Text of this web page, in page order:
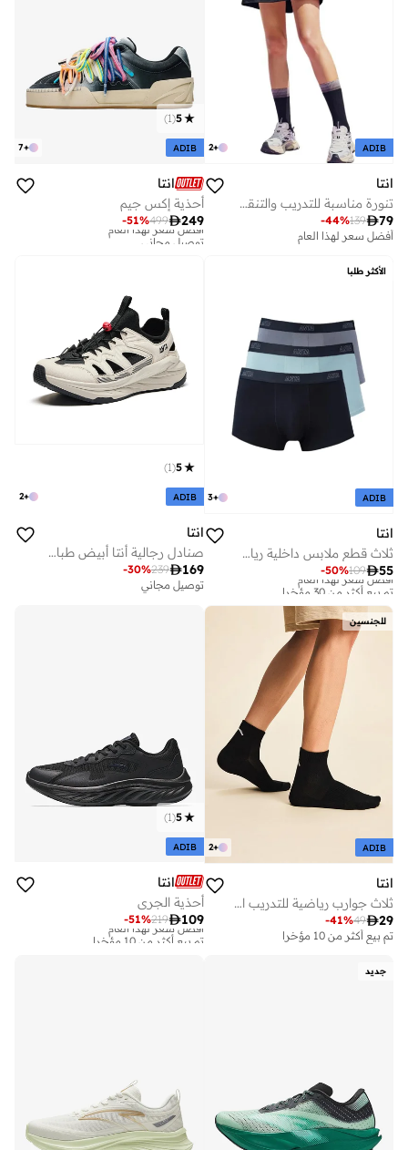
+
2 ADIB
انتا
تنورة مناسبة للتدريب والتنقل بمقاس عادي
79
139
-44%
أفضل سعر لهذا العام
+
7
5
(
1
)
ADIB
انتا
أحذية إكس جيم
249
499
-51%
أفضل سعر لهذا العام
توصيل مجاني
الأكثر طلبا
+
3 ADIB
انتا
ثلاث قطع ملابس داخلية رياضية لايف ستايل
55
109
-50%
أفضل سعر لهذا العام
تم بيع أكثر من 30 مؤخرا
تم بيع أكثر من 30 مؤخرا
+
2
5
(
1
)
ADIB
انتا
صنادل رجالية أنتا أبيض طباشيريأسود - لايف ستايل
169
239
-30%
توصيل مجاني
للجنسين
+
2 ADIB
انتا
ثلاث جوارب رياضية للتدريب المتقاطع للجنسين
29
49
-41%
تم بيع أكثر من 10 مؤخرا
5
(
1
)
ADIB
انتا
أحذية الجري
109
219
-51%
أفضل سعر لهذا العام
تم بيع أكثر من 10 مؤخرا
جديد